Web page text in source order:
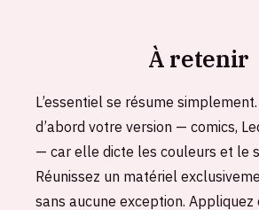
À retenir
L’essentiel se résume
d’abord votre version — comics,
— car elle dicte les couleurs et le
Réunissez un matériel
sans aucune exception. Appliquez